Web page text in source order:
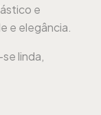
e
e elegância.
linda,